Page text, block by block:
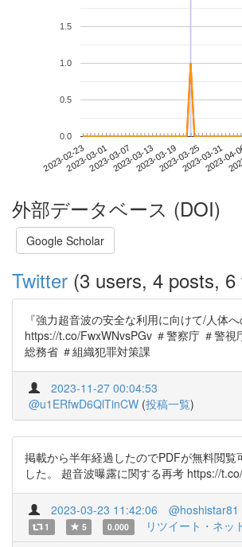
2023-02-232023-03-012023-03-072023-03-132023-03-192023-03-252023-03-31
2023-
0.0
0.5
1.0
1.5
外部データベース (DOI)
Google Scholar
Twitter (3 users, 4 posts,
『強力超音波の安全な利用に向けて/人体へ
https://t.co/FwxWNvsPGv ＃警察庁 ＃警視
総務省 ＃組織犯罪対策課
2023-11-27 00:04:53
@u1ERfwD6QlTinCW (投稿一覧)
掲載から半年経過したのでPDFが無料閲覧
した。 超音波曝露に関する再考 https://
2023-03-23 11:42:06 @hoshistar81
1 5 0.000 リツイート・ネッ